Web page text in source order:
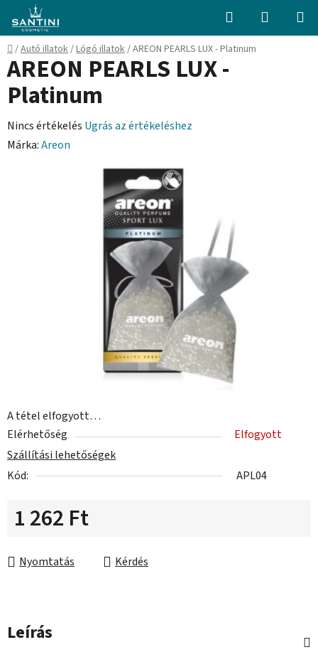
fő
tartalomhoz
Keresés KOSÁR
Kezdőlap
/Autó illatok/Lógó illatok/AREON PEARLS LUX - Platinum
A tétel elfogyott…
Elérhetőség
Elfogyott
Szállítási lehetőségek
Kód:
APL04
1 262 Ft
Nyomtatás
Kérdés
AREON PEARLS LUX -
Platinum
A
termék
Nincs értékelés Ugrás az értékeléshez
Márka:Areon
Leírás